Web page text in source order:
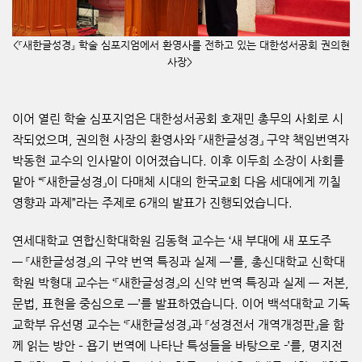
<『새한글성경 』 학술 심포지엄에서 환영사를 전하고 있는 대한성서공회 권의현
사장>
이어 열린 학술 심포지엄은 대한성서공회 호재민 총무의 사회로 시
작되었으며
권의현 사장의 환영사와 『새한글성경 』 구약 책임번역자
박동현 교수의 인사말이 이어졌습니다
이후 이두희 소장이 사회를
맡아 “『새한글성경 』이 다매체 시대의 한국교회 다음 세대에게 끼칠
영향과 과제 ”라는 주제로 6개의 발표가 진행되었습니다
연세대학교 연합신학대학원 김동혁 교수는 ‘새 부대에 새 포도주
― 『새한글성경 』의 구약 번역 특징과 실제 ―’를 총신대학교 신학대
학원 박형대 교수는 ‘『새한글성경 』의 신약 번역 특징과 실제 ― 저본
문법
표현을 중심으로 ―’를 발표하였습니다
이어 백석대학교 기독
교학부 유선명 교수는 ‘『새한글성경 』과 『성경전서 개역개정판』을 함
께 읽는 방안 – 욥기 번역에 나타난 특성들을 바탕으로 -’를
명지전